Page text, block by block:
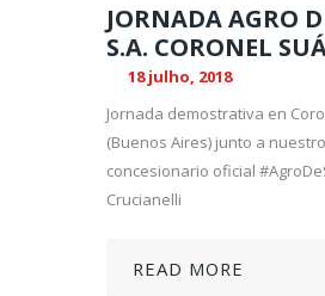
JORNADA AGRO
S.A. CORONEL
18 julho, 2018
Jornada demostrativa en
(Buenos Aires) junto a nuestro
concesionario oficial
Crucianelli
READ MORE